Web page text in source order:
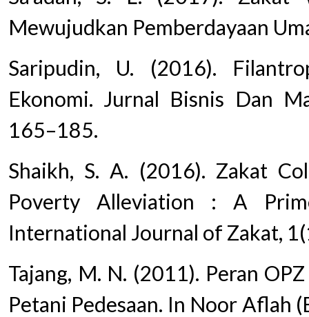
Mewujudkan Pemberdayaan
Saripudin, U. (2016).
Ekonomi. Jurnal Bisnis Dan
165–185.
Shaikh, S. A. (2016). Zakat
Poverty Alleviation : A
International Journal of Zakat,
Tajang, M. N. (2011). Peran
Petani Pedesaan. In Noor Aflah